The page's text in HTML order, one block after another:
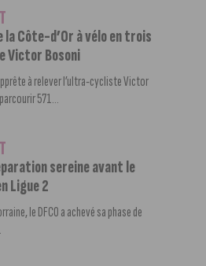
la Côte-d’Or à vélo en trois
Victor Bosoni
à relever l’ultra-cycliste Victor
571...
sereine avant le
Ligue 2
le DFCO a achevé sa phase de